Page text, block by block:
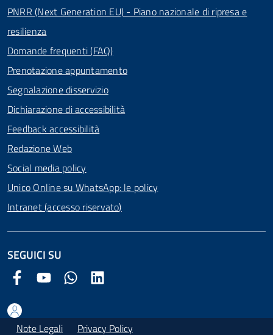
PNRR (Next Generation EU) - Piano nazionale di ripresa e
resilienza
Domande frequenti (FAQ)
Prenotazione appuntamento
Segnalazione disservizio
Dichiarazione di accessibilità
Feedback accessibilità
Redazione Web
Social media policy
Unico Online su WhatsApp: le policy
Intranet (accesso riservato)
SEGUICI SU
Facebook Comune di Arezzo
Youtube Comune di Arezzo
Twitter Comune di Arezzo
Note Legali Privacy Policy